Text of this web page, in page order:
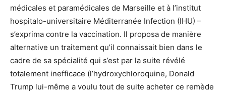
médicales et paramédicales de Marseille et à l’institut
hospitalo-universitaire Méditerranée Infection (IHU) –
s’exprima contre la vaccination. Il proposa de manière
alternative un traitement qu’il connaissait bien dans le
cadre de sa spécialité qui s’est par la suite révélé
totalement inefficace (l’hydroxychloroquine, Donald
Trump lui-même a voulu tout de suite acheter ce remède